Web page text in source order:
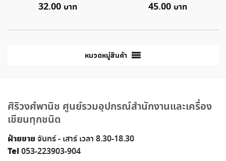
32.00 45.00
หมวดหมู่สินค้า
ศิริวงศ์พานิช ศูนย์รวมอุปกรณ์สำนักงานและเครื่อง
เขียนทุกชนิด
ฝ่ายขายจันทร์ - เสาร์ เวลา 8.30-18.30
Tel053-223903-904